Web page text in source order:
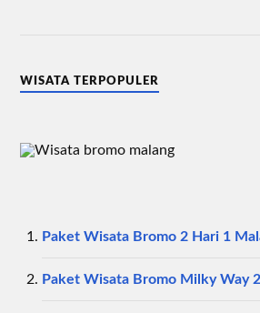
WISATA TERPOPULER
Paket Wisata Bromo 2 Hari 1
Paket Wisata Bromo Milky Way